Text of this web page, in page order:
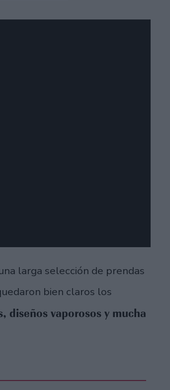
larga selección de prendas
bien claros los
diseños vaporosos y mucha